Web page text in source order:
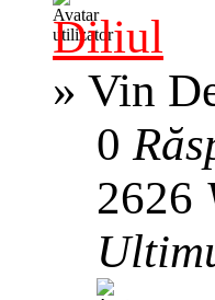
Diliul
» Vin
0
2626